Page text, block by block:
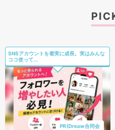
SNSアカウントを着実に成長。実はみんな
ココ使って...
PR(Dreaw合同会